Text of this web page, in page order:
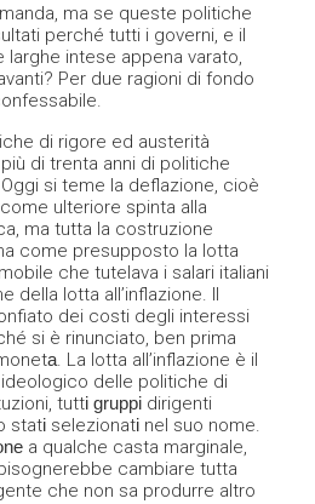
ma se queste politiche
perché tutti i governi, e il
intese appena varato,
Per due ragioni di fondo
di rigore ed austerità
di trenta anni di politiche
si teme la deflazione, cioè
come ulteriore spinta alla
ma tutta la costruzione
come presupposto la lotta
che tutelava i salari italiani
della lotta all’inflazione. Il
dei costi degli interessi
si è rinunciato, ben prima
a. La lotta all’inflazione è il
delle politiche di
tutti gruppi dirigenti
stati selezionati nel suo nome.
a qualche casta marginale,
cambiare tutta
che non sa produrre altro